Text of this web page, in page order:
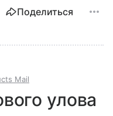
Поделиться
Mail
улова